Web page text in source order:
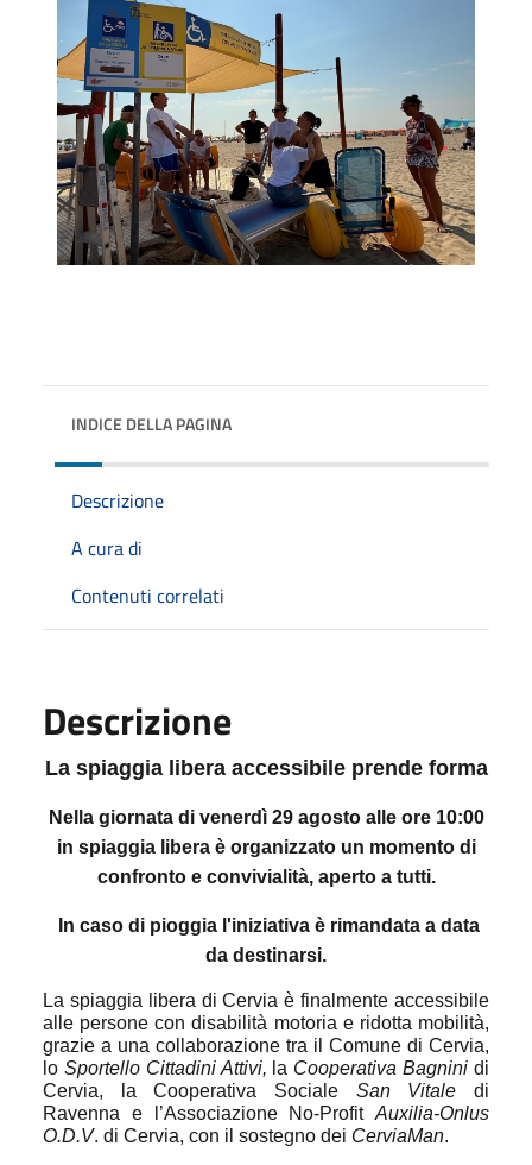
INDICE DELLA PAGINA
Descrizione
A cura di
Contenuti correlati
Descrizione
La spiaggia libera accessibile prende forma
Nella giornata di venerdì 29 agosto alle ore 10:00
in spiaggia libera è organizzato un momento di
confronto e convivialità, aperto a tutti.
In caso di pioggia l'iniziativa è rimandata a data
da destinarsi.
La spiaggia libera di Cervia è finalmente accessibile
alle persone con disabilità motoria e ridotta mobilità,
grazie a una collaborazione tra il Comune di Cervia,
lo Sportello Cittadini Attivi, la Cooperativa Bagnini di
Cervia, la Cooperativa Sociale San Vitale di
Ravenna e l’Associazione No-Profit Auxilia-Onlus
O.D.V. di Cervia, con il sostegno dei CerviaMan.